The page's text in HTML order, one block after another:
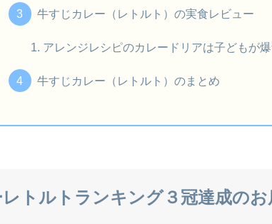
牛すじカレー（レトルト）の実食レビュー
アレンジレシピのカレードリアは子どもが
牛すじカレー（レトルト）のまとめ
トルトランキング３冠達成のお